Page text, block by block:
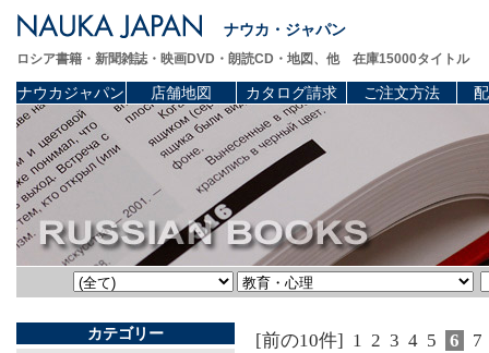
ナウカ・ジャパン
ロシア書籍・新聞雑誌・映画DVD・朗読CD・地図、他 在庫15000タイトル
ナウカジャパン 店舗地図 カタログ請求 ご注文方法
カテゴリー [前の10件] 1 2 3 4 5 6 7